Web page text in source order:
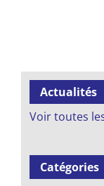
Actualités
Voir toutes
Catégories